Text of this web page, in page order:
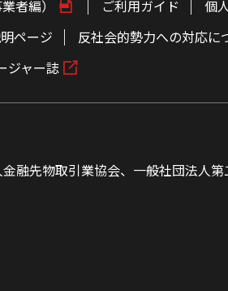
者編） ご利用ガイド 個
ページ 反社会的勢力への対応に
ジャー誌
融先物取引業協会、一般社団法人